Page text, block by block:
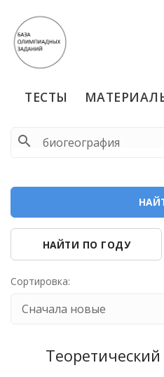
ТЕСТЫ
search
НАЙТИ ПО ГОДУ
Сортировка: